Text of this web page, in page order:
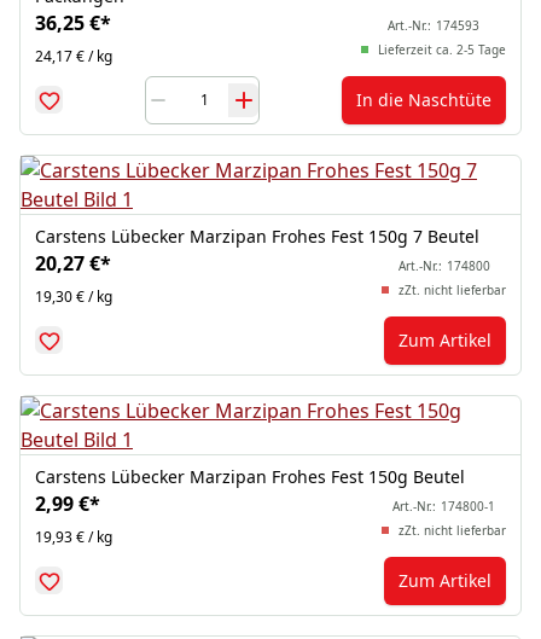
36,25 €*
24,17 € / kg
Art.-Nr.: 174593
Lieferzeit ca. 2-5 Tage
In die Naschtüte
Carstens Lübecker Marzipan Frohes Fest 150g 7 Beutel
20,27 €*
19,30 € / kg
Art.-Nr.: 174800
zZt. nicht lieferbar
Zum Artikel
Carstens Lübecker Marzipan Frohes Fest 150g Beutel
2,99 €*
19,93 € / kg
Art.-Nr.: 174800-1
zZt. nicht lieferbar
Zum Artikel